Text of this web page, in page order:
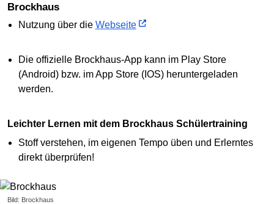
Bild: Brockhaus
Brockhaus
Nutzung über die Webseite
Die offizielle Brockhaus-App kann im Play Store
(Android) bzw. im App Store (IOS) heruntergeladen
werden.
Leichter Lernen mit dem Brockhaus Schülertraining
Stoff verstehen, im eigenen Tempo üben und Erlerntes
direkt überprüfen!